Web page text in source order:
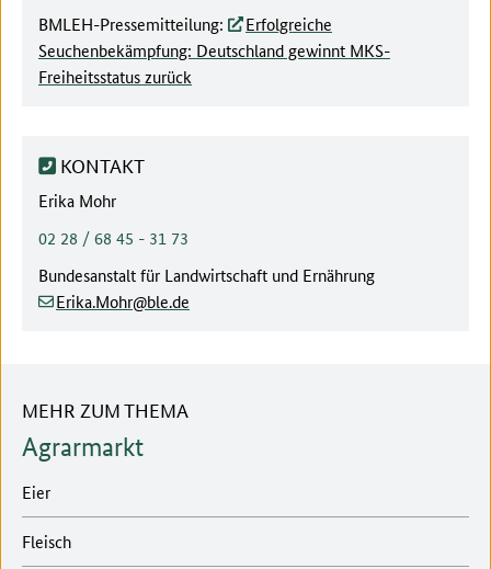
BMLEH-Pressemitteilung:
Erfolgreiche
Seuchenbekämpfung: Deutschland gewinnt MKS-
Freiheitsstatus zurück
KONTAKT
Ansprechpartner:
Erika Mohr
Telefonnummer:
02 28 / 68 45 - 31 73
Behörde:
Bundesanstalt für Landwirtschaft und Ernährung
Erika.Mohr (at)
ble(dot)
de
MEHR ZUM THEMA
Agrarmarkt
Eier
Fleisch